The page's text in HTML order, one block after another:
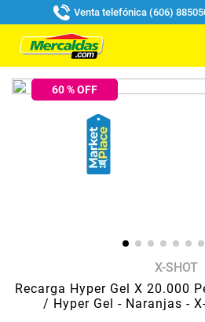
Venta telefónica (606)
60% OFF
X-SHOT
Recarga Hyper Gel X 20.000
/ Hyper Gel - Naranjas -